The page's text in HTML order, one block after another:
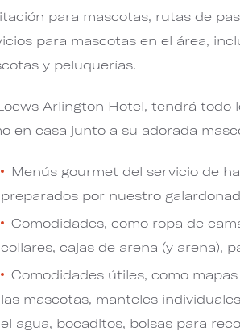
para mascotas, rutas de
para mascotas en el área,
y peluquerías.
Arlington Hotel, tendrá todo
en casa junto a su adorada
Menús gourmet del servicio de
preparados por nuestro
Comodidades, como ropa de
collares, cajas de arena (y arena),
Comodidades útiles, como
las mascotas, manteles
el agua, bocaditos, bolsas para